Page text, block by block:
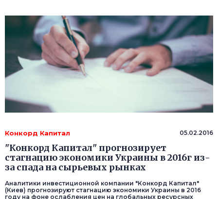
Конкорд Капитал 05.02.2016
"Конкорд Капитал" прогнозирует
стагнацию экономики Украины в 2016г из-
за спада на сырьевых рынках
Аналитики инвестиционной компании "Конкорд Капитал"
(Киев) прогнозируют стагнацию экономики Украины в 2016
году на фоне ослабления цен на глобальных ресурсных